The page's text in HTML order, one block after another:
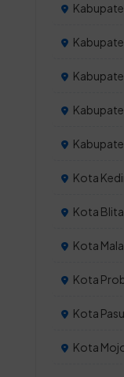
Kota
Kota
Kota
Kota
Kota
Kota